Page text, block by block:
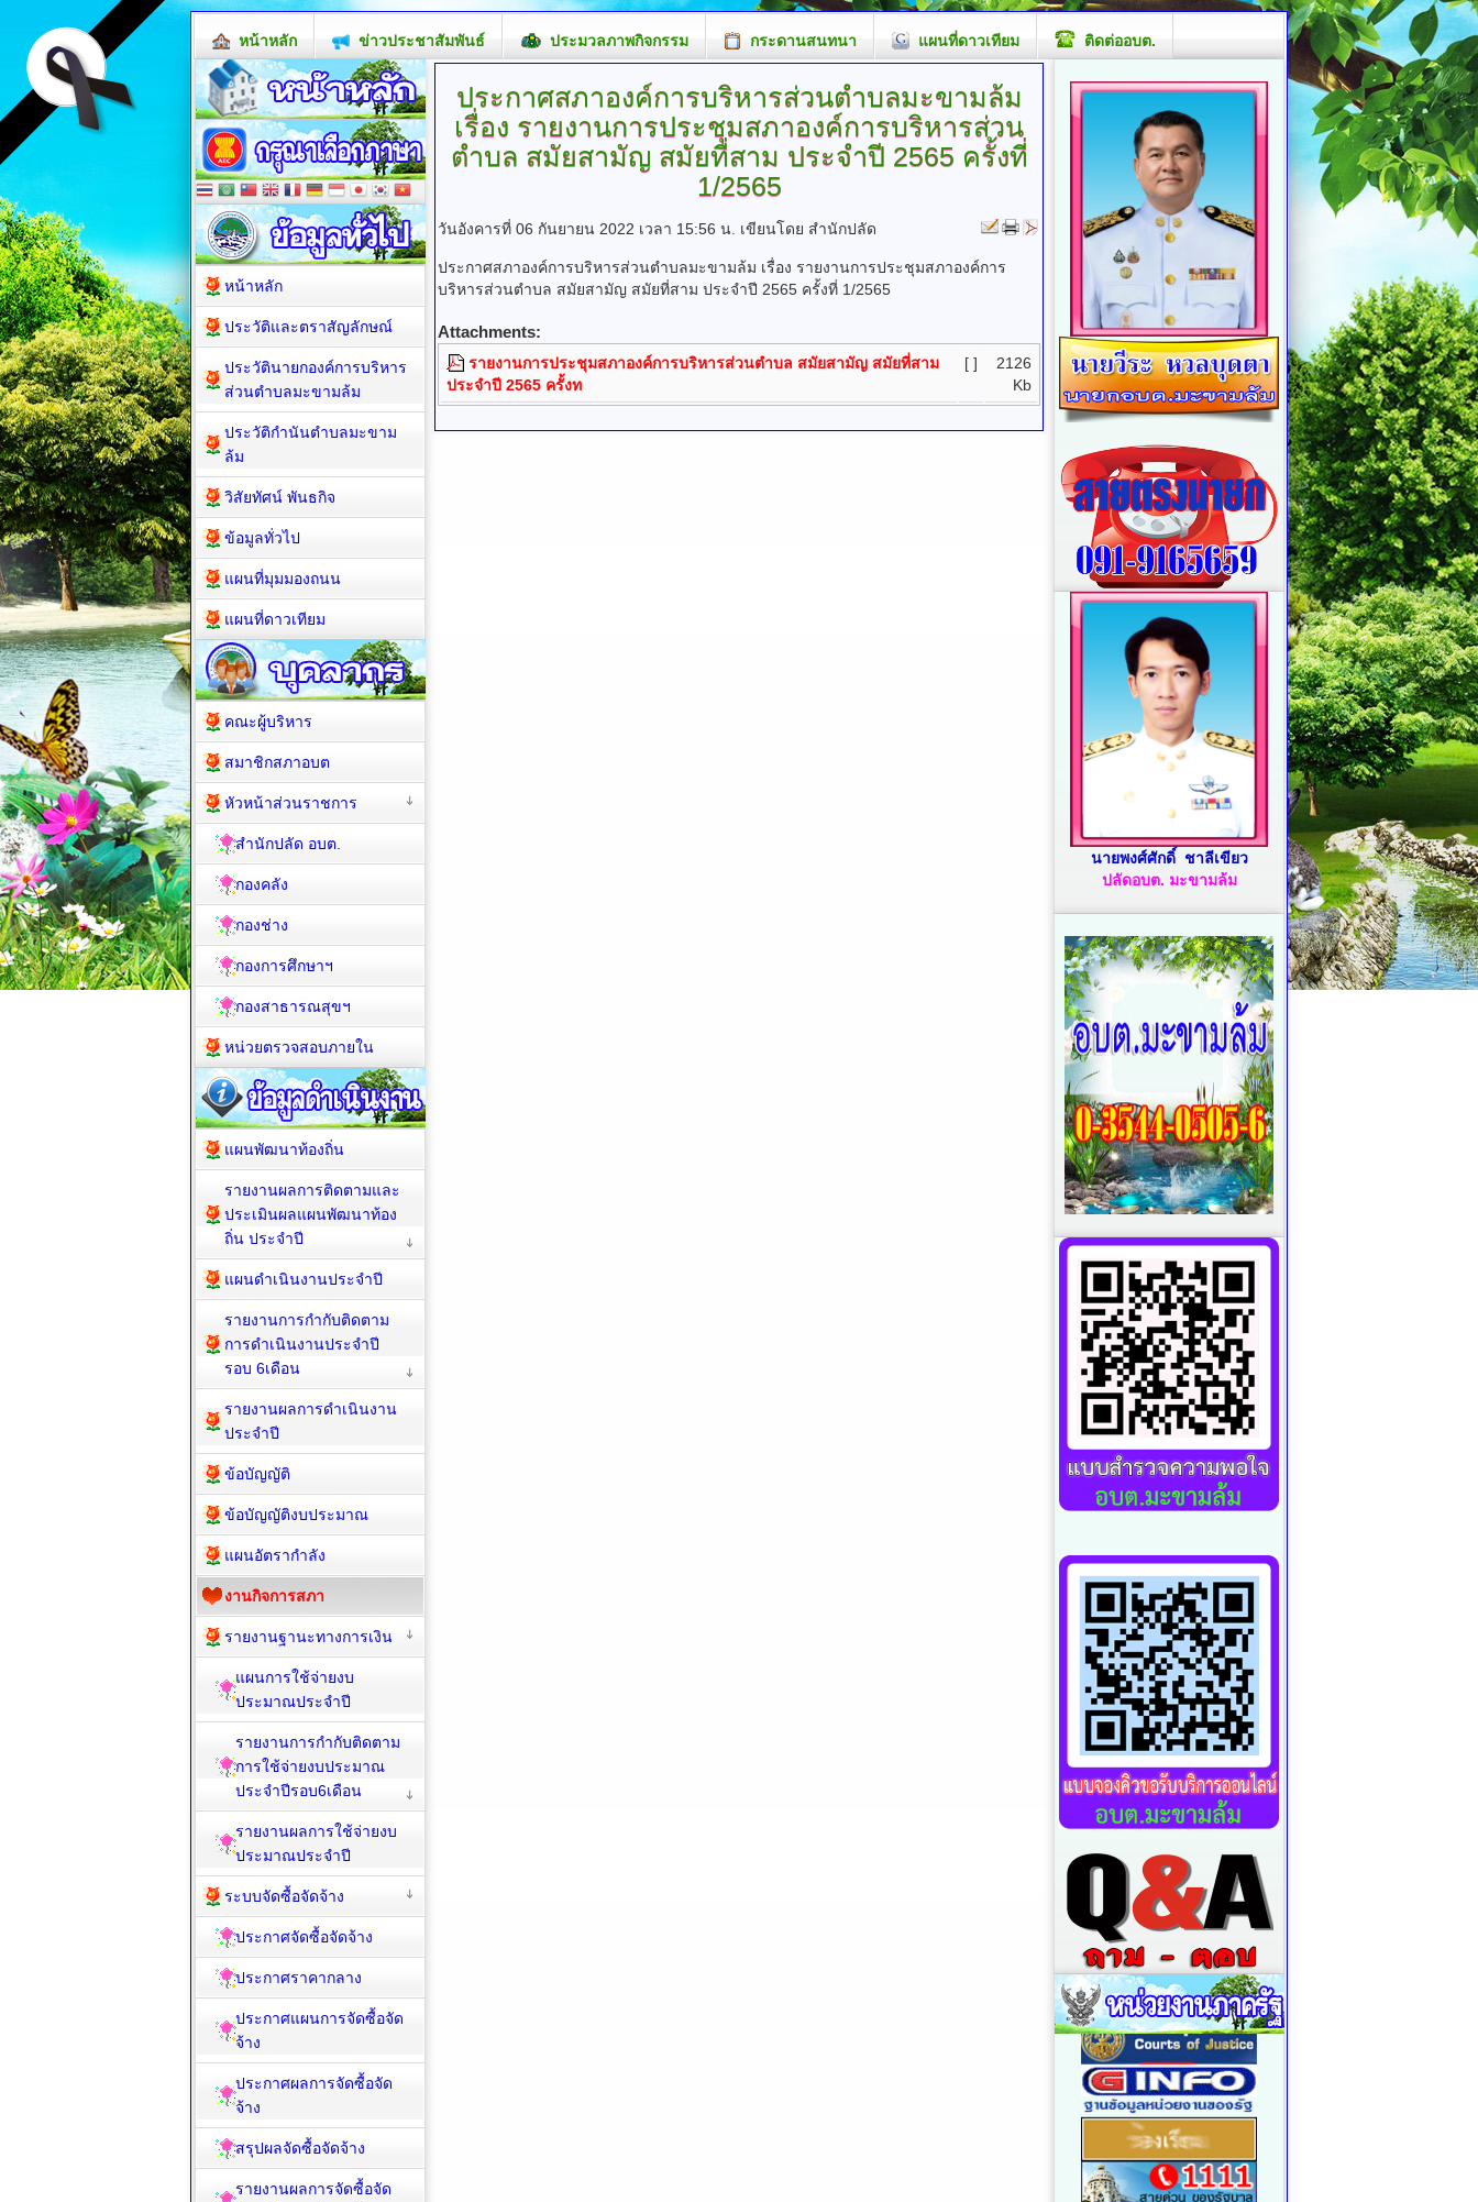
หน้าหลัก ข่าวประชาสัมพันธ์ ประมวลภาพกิจกรรม กระดานสนทนา แผนที่ดาวเทียม ติดต่ออบต.
ประกาศสภาองค์การบริหารส่วนตำบลมะขามล้ม
เรื่อง รายงานการประชุมสภาองค์การบริหารส่วน
ตำบล สมัยสามัญ สมัยที่สาม ประจำปี 2565 ครั้งที่
1/2565
วันอังคารที่ 06 กันยายน 2022 เวลา 15:56 น. เขียนโดย สำนักปลัด
ประกาศสภาองค์การบริหารส่วนตำบลมะขามล้ม เรื่อง รายงานการประชุมสภาองค์การ
บริหารส่วนตำบล สมัยสามัญ สมัยที่สาม ประจำปี 2565 ครั้งที่ 1/2565
Attachments:
รายงานการประชุมสภาองค์การบริหารส่วนตำบล สมัยสามัญ สมัยที่สาม
ประจำปี 2565 ครั้งท
[ ]
2126
Kb
หน้าหลัก
ประวัติและตราสัญลักษณ์
ประวัตินายกองค์การบริหาร
ส่วนตำบลมะขามล้ม
ประวัติกำนันตำบลมะขาม
ล้ม
วิสัยทัศน์ พันธกิจ
ข้อมูลทั่วไป
แผนที่มุมมองถนน
แผนที่ดาวเทียม
คณะผู้บริหาร
สมาชิกสภาอบต
หัวหน้าส่วนราชการ
สำนักปลัด อบต.
กองคลัง
กองช่าง
กองการศึกษาฯ
กองสาธารณสุขฯ
หน่วยตรวจสอบภายใน
แผนพัฒนาท้องถิ่น
รายงานผลการติดตามและ
ประเมินผลแผนพัฒนาท้อง
ถิ่น ประจำปี
แผนดำเนินงานประจำปี
รายงานการกำกับติดตาม
การดำเนินงานประจำปี
รอบ 6เดือน
รายงานผลการดำเนินงาน
ประจำปี
ข้อบัญญัติ
ข้อบัญญัติงบประมาณ
แผนอัตรากำลัง
งานกิจการสภา
รายงานฐานะทางการเงิน
แผนการใช้จ่ายงบ
ประมาณประจำปี
รายงานการกำกับติดตาม
การใช้จ่ายงบประมาณ
ประจำปีรอบ6เดือน
รายงานผลการใช้จ่ายงบ
ประมาณประจำปี
ระบบจัดซื้อจัดจ้าง
ประกาศจัดซื้อจัดจ้าง
ประกาศราคากลาง
ประกาศแผนการจัดซื้อจัด
จ้าง
ประกาศผลการจัดซื้อจัด
จ้าง
สรุปผลจัดซื้อจัดจ้าง
รายงานผลการจัดซื้อจัด
นายพงศ์ศักดิ์ ชาลีเขียว
ปลัดอบต. มะขามล้ม